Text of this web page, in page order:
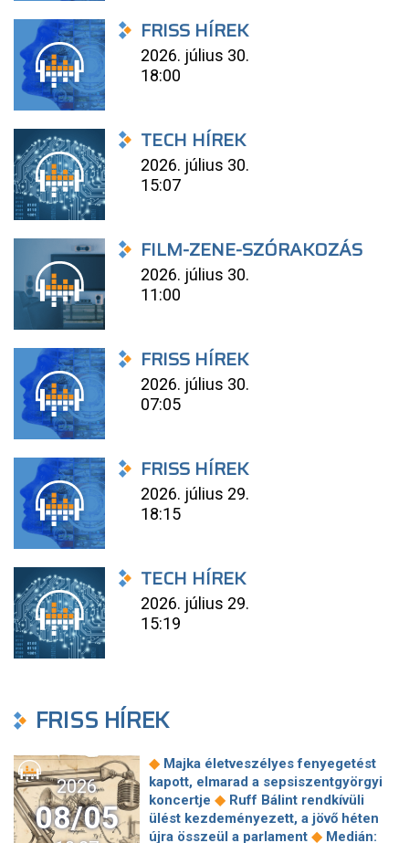
FRISS HÍREK
2026. július 30.
18:00
TECH HÍREK
2026. július 30.
15:07
FILM-ZENE-SZÓRAKOZÁS
2026. július 30.
11:00
FRISS HÍREK
2026. július 30.
07:05
FRISS HÍREK
2026. július 29.
18:15
TECH HÍREK
2026. július 29.
15:19
FRISS HÍREK
2026
08/05
◆ Majka életveszélyes fenyegetést
kapott, elmarad a sepsiszentgyörgyi
koncertje ◆ Ruff Bálint rendkívüli
ülést kezdeményezett, a jövő héten
újra összeül a parlament ◆ Medián: